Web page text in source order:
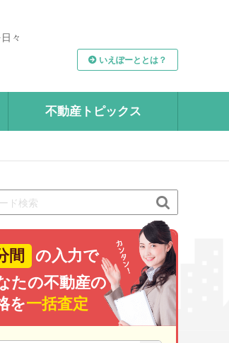
々
いえぽーととは？
不動産トピックス

間
の入力で
たの不動産の
を一括査定